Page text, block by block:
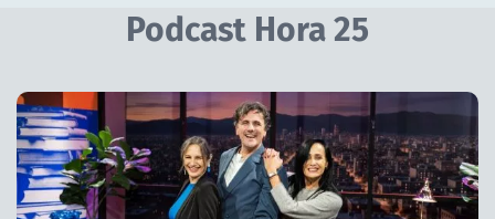
CASTING MASTERCHEF CHILE
CASTING TVN VERTICAL
TVN VERTICAL
TVN PLAY
Podcast Hora 25
Artículos relacionados con Podcast Hora 25